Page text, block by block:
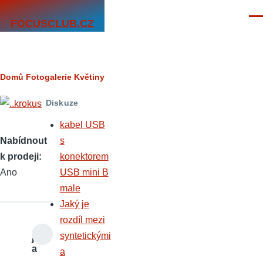
FOCUSCLUB.CZ
Drobečková
navigace
Domů Fotogalerie Květiny
Nabídnout
k prodeji
Ano
jiv
a
Diskuze
kabel USB
s
konektorem
USB mini B
male
Jaký je
rozdíl mezi
syntetickými
a